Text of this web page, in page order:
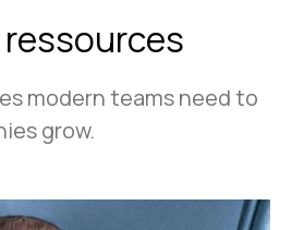
modern teams need to
grow.